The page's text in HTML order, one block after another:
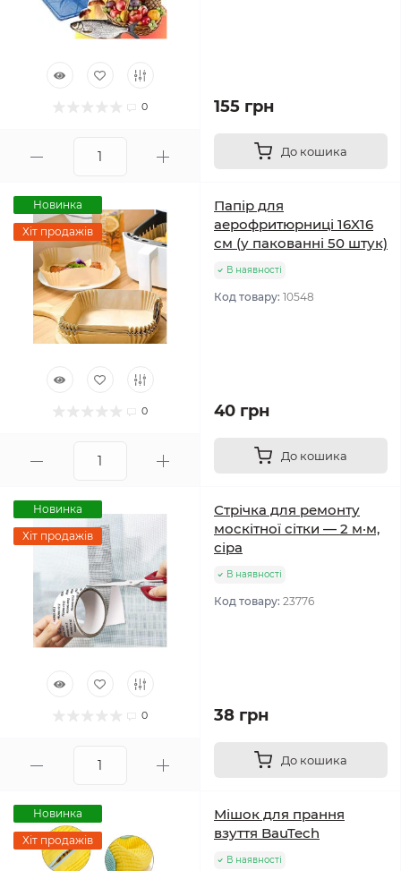
0 155 грн
До кошика
Новинка
Хіт продажів
0
Папір для
аерофритюрниці 16X16
см (у пакованні 50 штук)
В наявності
Код товару: 10548
40 грн
До кошика
Новинка
Хіт продажів
0
Стрічка для ремонту
москітної сітки — 2 м·м,
сіра
В наявності
Код товару: 23776
38 грн
До кошика
Новинка
Хіт продажів
Мішок для прання
взуття BauTech
В наявності